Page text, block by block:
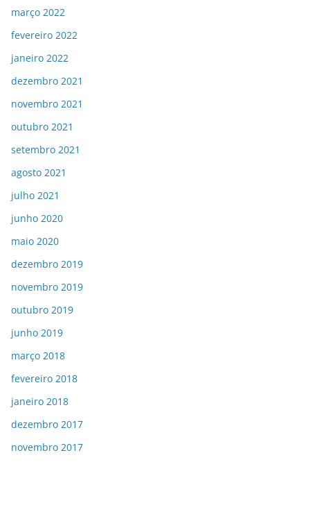
março 2022
fevereiro 2022
janeiro 2022
dezembro 2021
novembro 2021
outubro 2021
setembro 2021
agosto 2021
julho 2021
junho 2020
maio 2020
dezembro 2019
novembro 2019
outubro 2019
junho 2019
março 2018
fevereiro 2018
janeiro 2018
dezembro 2017
novembro 2017